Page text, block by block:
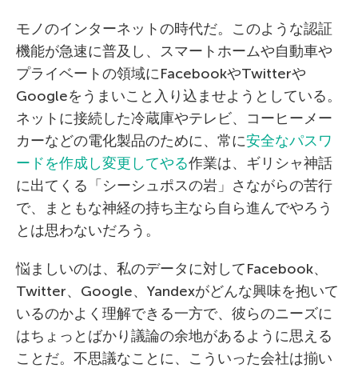
モノのインターネットの時代だ。このような認証
機能が急速に普及し、スマートホームや自動車や
プライベートの領域にFacebookやTwitterや
Googleをうまいこと入り込ませようとしている。
ネットに接続した冷蔵庫やテレビ、コーヒーメー
カーなどの電化製品のために、常に安全なパスワ
ードを作成し変更してやる作業は、ギリシャ神話
に出てくる「シーシュポスの岩」さながらの苦行
で、まともな神経の持ち主なら自ら進んでやろう
とは思わないだろう。
悩ましいのは、私のデータに対してFacebook、
Twitter、Google、Yandexがどんな興味を抱いて
いるのかよく理解できる一方で、彼らのニーズに
はちょっとばかり議論の余地があるように思える
ことだ。不思議なことに、こういった会社は揃い